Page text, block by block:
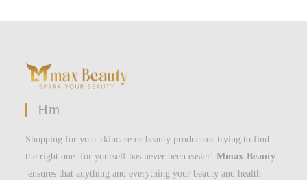
Hm
Shopping for your skincare or beauty productsor trying to find
the right one for yourself has never been easier!Mmax-Beauty
ensures that anything and everything your beauty and health